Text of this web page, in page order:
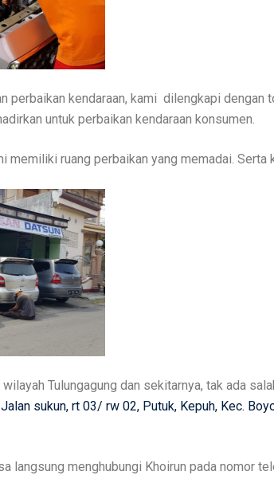
perbaikan kendaraan, kami dilengkapi
untuk perbaikan kendaraan konsumen.
memiliki ruang perbaikan yang memadai. Serta
Tulungagung dan sekitarnya, tak ada
Jalan sukun, rt 03/ rw 02, Putuk, Kepuh, Kec.
langsung menghubungi Khoirun pada nomor